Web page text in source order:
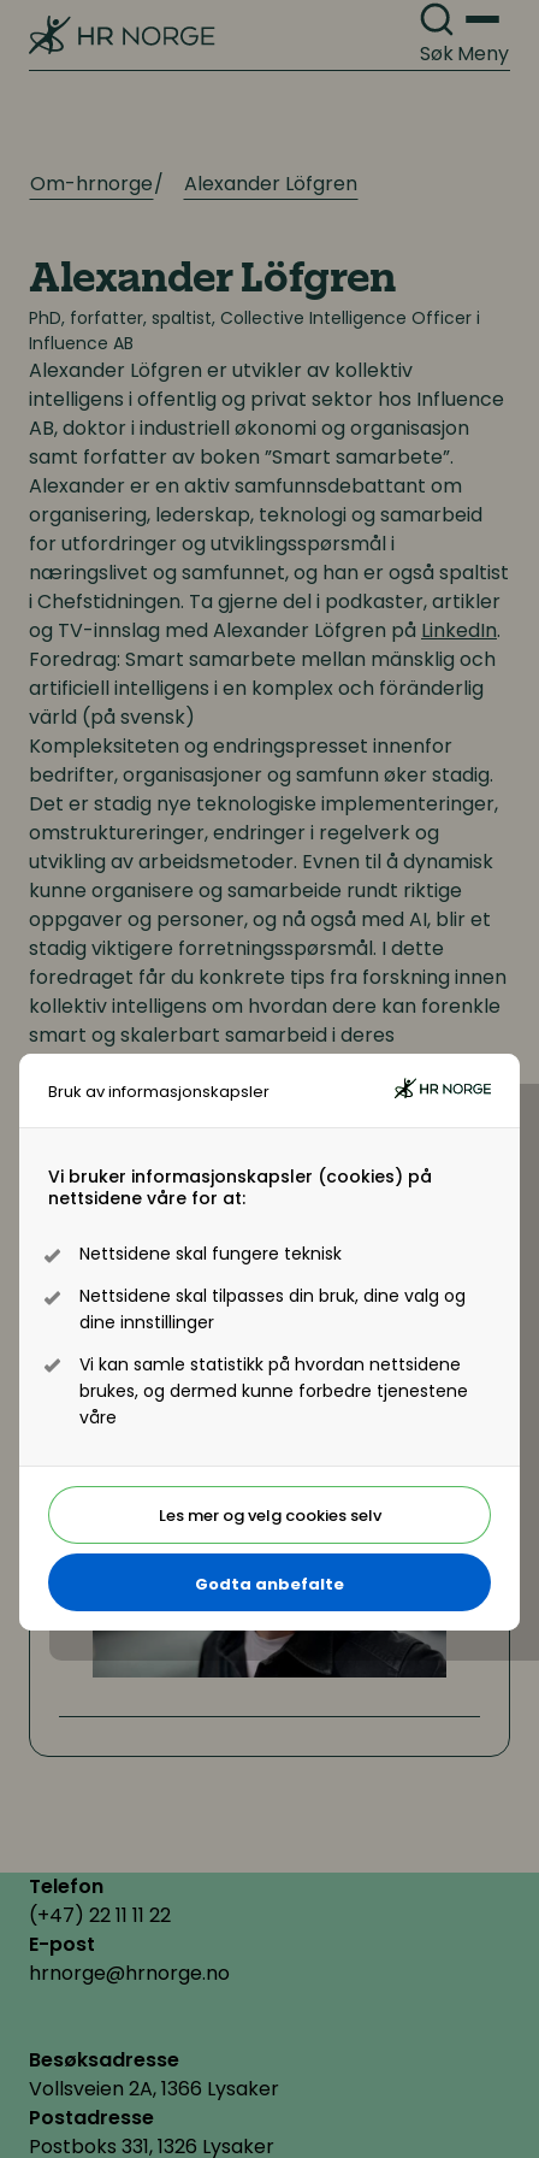
Bruk av informasjonskapsler
Vi bruker informasjonskapsler (cookies) på
nettsidene våre for at:
Nettsidene skal fungere teknisk
Nettsidene skal tilpasses din bruk, dine valg og
dine innstillinger
Vi kan samle statistikk på hvordan nettsidene
brukes, og dermed kunne forbedre tjenestene
våre
Les mer og velg cookies selv
Godta anbefalte
SøkMeny
Om-hrnorge Alexander Löfgren
Alexander Löfgren
PhD, forfatter, spaltist, Collective Intelligence Officer i
Influence AB
Alexander Löfgren er utvikler av kollektiv
intelligens i offentlig og privat sektor hos Influence
AB, doktor i industriell økonomi og organisasjon
samt forfatter av boken ”Smart samarbete”.
Alexander er en aktiv samfunnsdebattant om
organisering, lederskap, teknologi og samarbeid
for utfordringer og utviklingsspørsmål i
næringslivet og samfunnet, og han er også spaltist
i Chefstidningen. Ta gjerne del i podkaster, artikler
og TV-innslag med Alexander Löfgren på LinkedIn.
Foredrag: Smart samarbete mellan mänsklig och
artificiell intelligens i en komplex och föränderlig
värld (på svensk)
Kompleksiteten og endringspresset innenfor
bedrifter, organisasjoner og samfunn øker stadig.
Det er stadig nye teknologiske implementeringer,
omstruktureringer, endringer i regelverk og
utvikling av arbeidsmetoder. Evnen til å dynamisk
kunne organisere og samarbeide rundt riktige
oppgaver og personer, og nå også med AI, blir et
stadig viktigere forretningsspørsmål. I dette
foredraget får du konkrete tips fra forskning innen
kollektiv intelligens om hvordan dere kan forenkle
smart og skalerbart samarbeid i deres
skaper mening og verdi sammen.
HVORFOR krever kompleksitet samarbeid?
smartere i komplekse oppgaver?
HVORDAN påvirker vi hverandre til å samarbeide
HVA trenger vi å fokusere på for å muliggjøre
smart samarbeid i kompleksitet, endringer og i
forhold til AI?
Telefon
(+47) 22 11 11 22
E-post
hrnorge@hrnorge.no
Besøksadresse
Vollsveien 2A, 1366 Lysaker
Postadresse
Postboks 331, 1326 Lysaker